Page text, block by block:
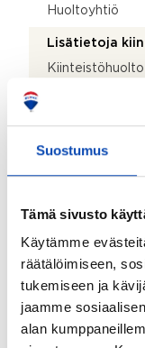
Suostumus
Tämä sivusto
Käytämme
räätälöimiseen,
tukemiseen ja
jaamme
alan
Huoltoyhtiö
Lisätietoja
Kiinteistöpiste
Isännöitsijän
Sähköposti:
Puhelinnumero:
Katuosoite: